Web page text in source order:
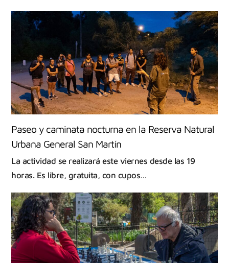
Paseo y caminata nocturna en la Reserva Natural
Urbana General San Martín
La actividad se realizará este viernes desde las 19
horas. Es libre, gratuita, con cupos…